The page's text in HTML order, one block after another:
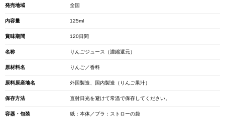
発売地域 全国
内容量 125ml
賞味期間 120日間
名称 りんごジュース（濃縮還元）
原材料名 りんご／香料
原料原産地名 外国製造、国内製造（りんご果汁）
保存方法 直射日光を避けて常温で保存してください。
容器・包装 紙：本体／プラ：ストローの袋